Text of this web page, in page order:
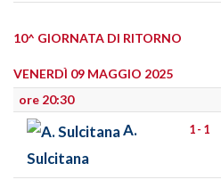
10^ GIORNATA DI RITORNO
VENERDÌ 09 MAGGIO 2025
ore 20:30
A.
Sulcitana
1 - 1